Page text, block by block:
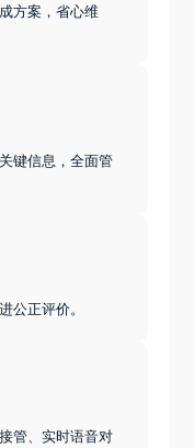
方案，省心维
键信息，全面管
公正评价。
管、实时语音对